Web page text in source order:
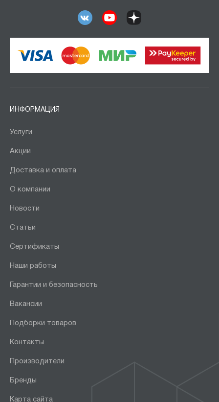
ИНФОРМАЦИЯ
Услуги
Акции
Доставка и оплата
О компании
Новости
Статьи
Сертификаты
Наши работы
Гарантии и безопасность
Вакансии
Подборки товаров
Контакты
Производители
Бренды
Карта сайта